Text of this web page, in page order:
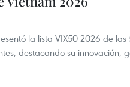
la lista VIX50 2026 de
destacando su innovación,